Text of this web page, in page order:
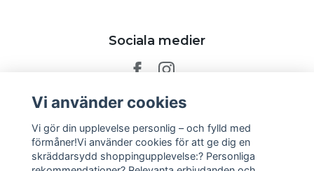
Sociala medier
Prenumerera på vårt nyhetsbrev
Prenumerera
Vi använder cookies
Vi gör din upplevelse personlig – och fylld med
förmåner!Vi använder cookies för att ge dig en
skräddarsydd shoppingupplevelse:? Personliga